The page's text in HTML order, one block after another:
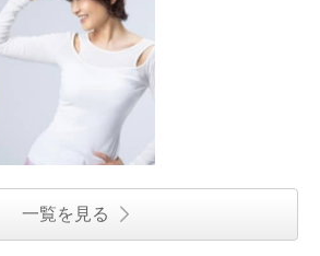
一覧を見る